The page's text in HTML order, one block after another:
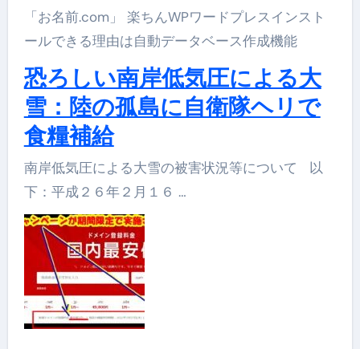
「お名前.com」 楽ちんWPワードプレスインスト
ールできる理由は自動データベース作成機能
恐ろしい南岸低気圧による大
雪：陸の孤島に自衛隊ヘリで
食糧補給
南岸低気圧による大雪の被害状況等について 以
下：平成２６年２月１６ …